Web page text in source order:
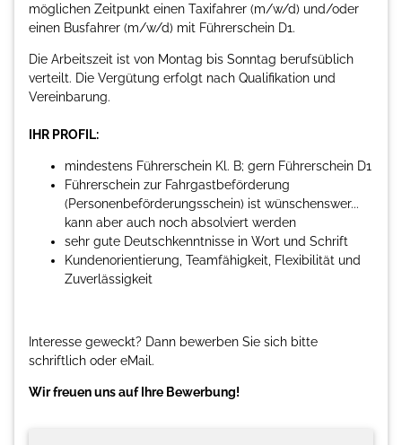
möglichen Zeitpunkt einen Taxifahrer (m/w/d) und/oder
einen Busfahrer (m/w/d) mit Führerschein D1.
Die Arbeitszeit ist von Montag bis Sonntag berufsüblich
verteilt. Die Vergütung erfolgt nach Qualifikation und
Vereinbarung.
IHR PROFIL:
mindestens Führerschein Kl. B; gern Führerschein D1
Führerschein zur Fahrgastbeförderung
(Personenbeförderungsschein) ist wünschenswer...
kann aber auch noch absolviert werden
sehr gute Deutschkenntnisse in Wort und Schrift
Kundenorientierung, Teamfähigkeit, Flexibilität und
Zuverlässigkeit
Interesse geweckt? Dann bewerben Sie sich bitte
schriftlich oder eMail.
Wir freuen uns auf Ihre Bewerbung!